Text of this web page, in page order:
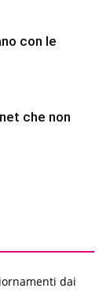
con le
che non
dai